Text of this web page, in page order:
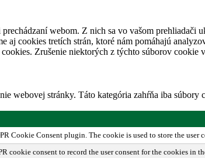
webom. Z nich sa vo vašom prehliadači
cookies tretích strán, ktoré nám pomáhajú
Zrušenie niektorých z týchto súborov
webovej stránky. Táto kategória zahŕňa iba
Cookie Consent plugin. The cookie is used to store the
cookie consent to record the user consent for the cookies in